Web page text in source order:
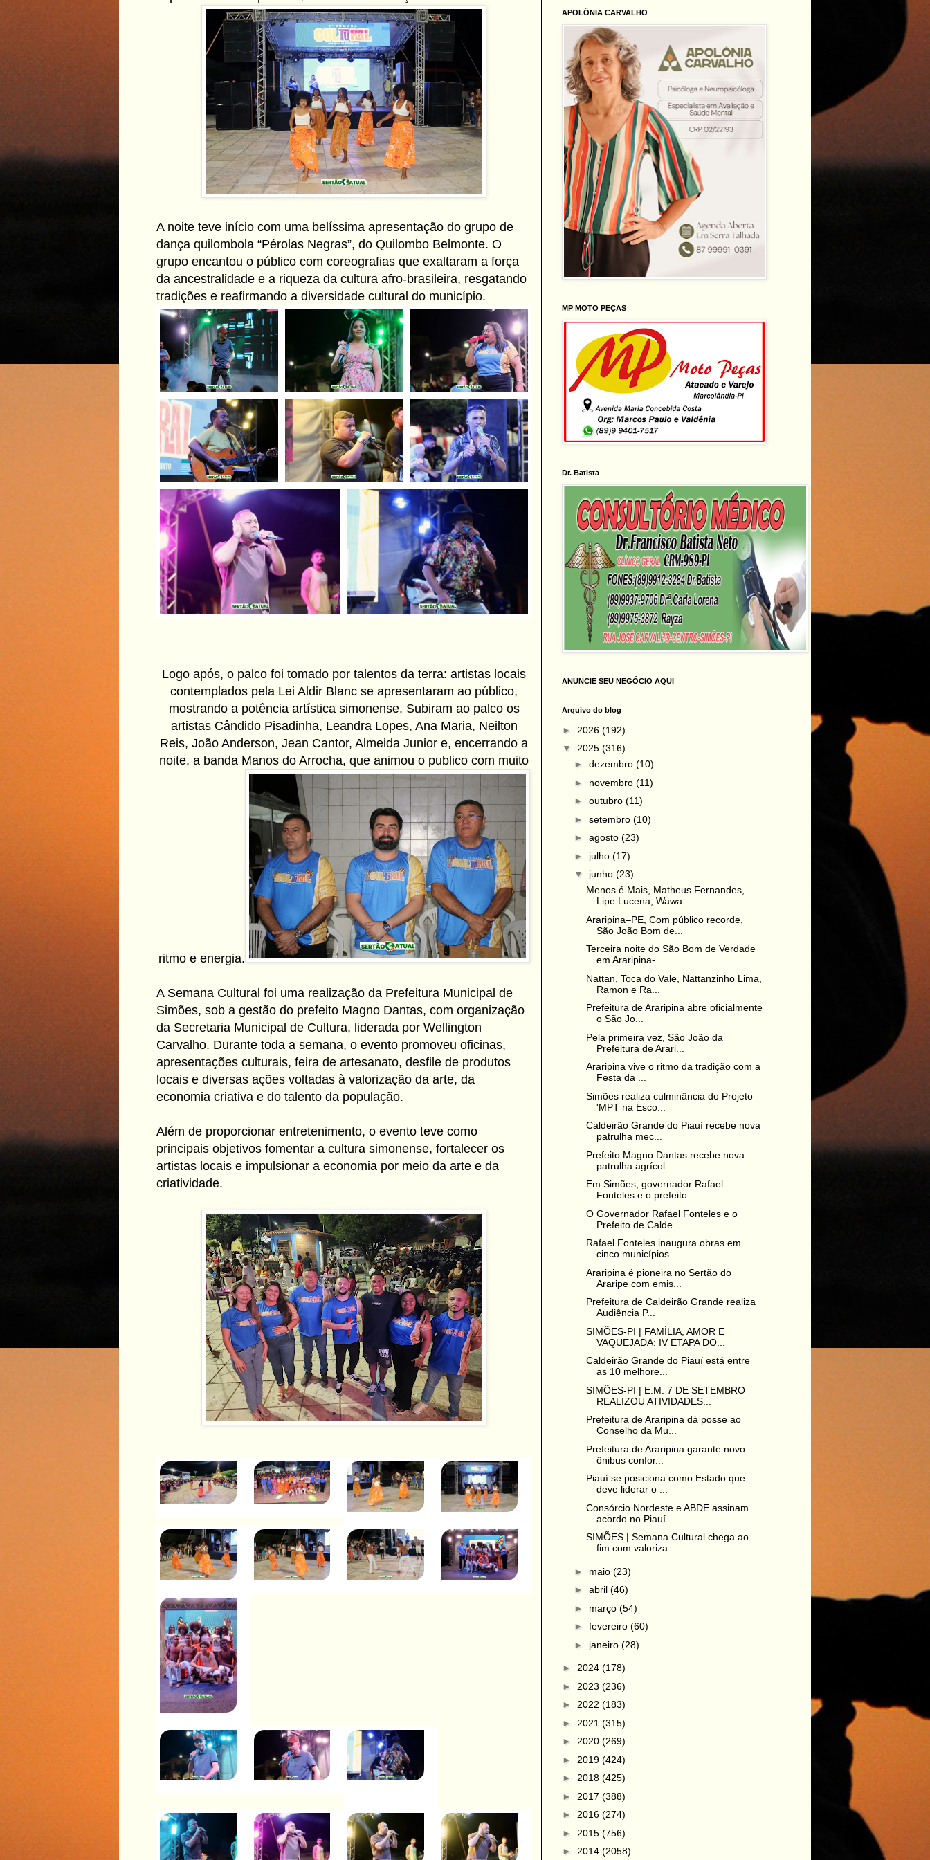
A noite teve início com uma belíssima apresentação do grupo de
dança quilombola “Pérolas Negras”, do Quilombo Belmonte. O
grupo encantou o público com coreografias que exaltaram a força
da ancestralidade e a riqueza da cultura afro-brasileira, resgatando
tradições e reafirmando a diversidade cultural do município.
Logo após, o palco foi tomado por talentos da terra: artistas locais
contemplados pela Lei Aldir Blanc se apresentaram ao público,
mostrando a potência artística simonense. Subiram ao palco os
artistas Cândido Pisadinha, Leandra Lopes, Ana Maria, Neilton
Reis, João Anderson, Jean Cantor, Almeida Junior e, encerrando a
noite, a banda Manos do Arrocha, que animou o publico com muito
ritmo e energia.
A Semana Cultural foi uma realização da Prefeitura Municipal de
Simões, sob a gestão do prefeito Magno Dantas, com organização
da Secretaria Municipal de Cultura, liderada por Wellington
Carvalho. Durante toda a semana, o evento promoveu oficinas,
apresentações culturais, feira de artesanato, desfile de produtos
locais e diversas ações voltadas à valorização da arte, da
economia criativa e do talento da população.
Além de proporcionar entretenimento, o evento teve como
principais objetivos fomentar a cultura simonense, fortalecer os
artistas locais e impulsionar a economia por meio da arte e da
criatividade.
APOLÔNIA CARVALHO
MP MOTO PEÇAS
Dr. Batista
ANUNCIE SEU NEGÓCIO AQUI
Arquivo do blog
► 2026 (192)
▼ 2025 (316)
► dezembro (10)
► novembro (11)
► outubro (11)
► setembro (10)
► agosto (23)
► julho (17)
▼ junho (23)
Menos é Mais, Matheus Fernandes,
Lipe Lucena, Wawa...
Araripina–PE, Com público recorde,
São João Bom de...
Terceira noite do São Bom de Verdade
em Araripina-...
Nattan, Toca do Vale, Nattanzinho Lima,
Ramon e Ra...
Prefeitura de Araripina abre oficialmente
o São Jo...
Pela primeira vez, São João da
Prefeitura de Arari...
Araripina vive o ritmo da tradição com a
Festa da ...
Simões realiza culminância do Projeto
'MPT na Esco...
Caldeirão Grande do Piauí recebe nova
patrulha mec...
Prefeito Magno Dantas recebe nova
patrulha agrícol...
Em Simões, governador Rafael
Fonteles e o prefeito...
O Governador Rafael Fonteles e o
Prefeito de Calde...
Rafael Fonteles inaugura obras em
cinco municípios...
Araripina é pioneira no Sertão do
Araripe com emis...
Prefeitura de Caldeirão Grande realiza
Audiência P...
SIMÕES-PI | FAMÍLIA, AMOR E
VAQUEJADA: IV ETAPA DO...
Caldeirão Grande do Piauí está entre
as 10 melhore...
SIMÕES-PI | E.M. 7 DE SETEMBRO
REALIZOU ATIVIDADES...
Prefeitura de Araripina dá posse ao
Conselho da Mu...
Prefeitura de Araripina garante novo
ônibus confor...
Piauí se posiciona como Estado que
deve liderar o ...
Consórcio Nordeste e ABDE assinam
acordo no Piauí ...
SIMÕES | Semana Cultural chega ao
fim com valoriza...
► maio (23)
► abril (46)
► março (54)
► fevereiro (60)
► janeiro (28)
► 2024 (178)
► 2023 (236)
► 2022 (183)
► 2021 (315)
► 2020 (269)
► 2019 (424)
► 2018 (425)
► 2017 (388)
► 2016 (274)
► 2015 (756)
► 2014 (2058)